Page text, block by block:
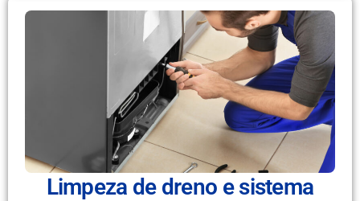
Limpeza de dreno e sistema